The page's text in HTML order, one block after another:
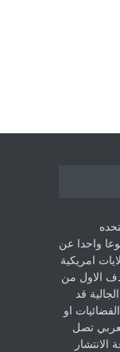
‏تنقطع اسبوعا واحدا عن
امريكية
الاول من
قد
او
تصل